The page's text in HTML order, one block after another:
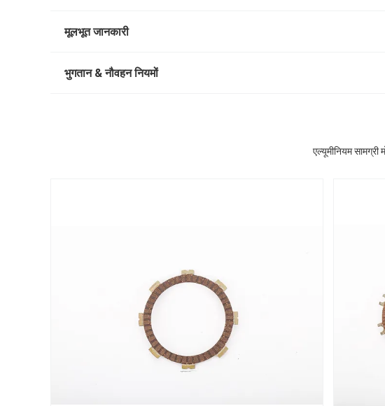
मूलभूत जानकारी
भुगतान & नौवहन नियमों
एल्यूमीनियम